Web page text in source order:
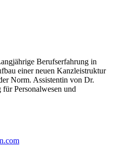
Berufserfahrung in
einer neuen Kanzleistruktur
Norm. Assistentin von Dr.
Personalwesen und